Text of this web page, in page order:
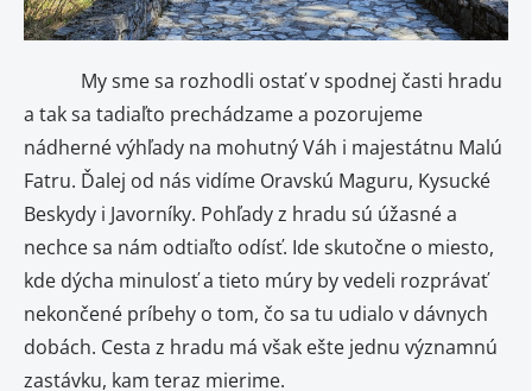
My sme sa rozhodli ostať v spodnej časti hradu
a tak sa tadiaľto prechádzame a pozorujeme
nádherné výhľady na mohutný Váh i majestátnu Malú
Fatru. Ďalej od nás vidíme Oravskú Maguru, Kysucké
Beskydy i Javorníky. Pohľady z hradu sú úžasné a
nechce sa nám odtiaľto odísť. Ide skutočne o miesto,
kde dýcha minulosť a tieto múry by vedeli rozprávať
nekončené príbehy o tom, čo sa tu udialo v dávnych
dobách. Cesta z hradu má však ešte jednu významnú
zastávku, kam teraz mierime.